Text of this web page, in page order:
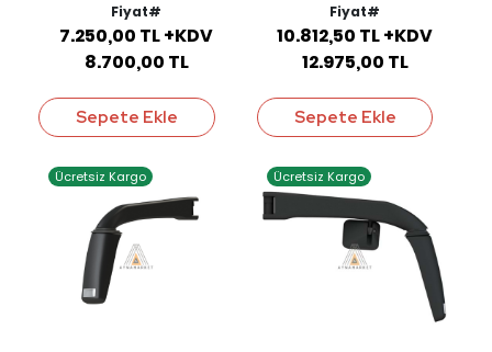
Fiyat#
7.250,00 TL +KDV
8.700,00 TL
Sepete Ekle
Fiyat#
10.812,50 TL +KDV
12.975,00 TL
Sepete Ekle
Ücretsiz Kargo Ücretsiz Kargo